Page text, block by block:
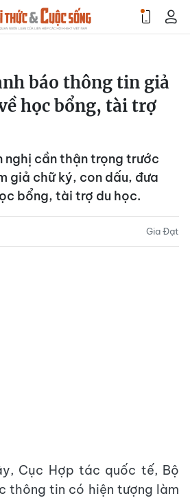
báo thông tin giả
học bổng, tài trợ
nghị cần thận trọng trước
giả chữ ký, con dấu, đưa
bổng, tài trợ du học.
Gia Đạt
Cục Hợp tác quốc tế, Bộ
thông tin có hiện tượng làm